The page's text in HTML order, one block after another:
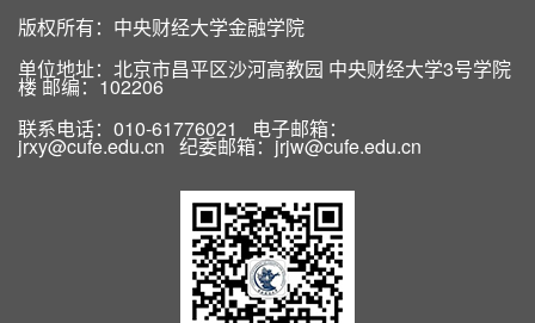
版权所有：中央财经大学金融学院
单位地址：北京市昌平区沙河高教园 中央财经大学3号学院
楼 邮编：102206
联系电话：010-61776021 电子邮箱：
jrxy@cufe.edu.cn 纪委邮箱：jrjw@cufe.edu.cn